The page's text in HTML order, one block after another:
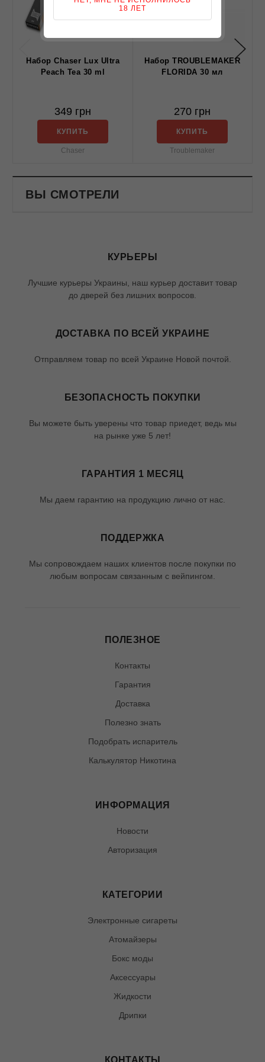
Набор Chaser Lux Ultra
Peach Tea 30 ml
349 грн
КУПИТЬ
Chaser
Набор TROUBLEMAKER
FLORIDA 30 мл
270 грн
КУПИТЬ
Troublemaker
ВЫ СМОТРЕЛИ
КУРЬЕРЫ
Лучшие курьеры Украины, наш курьер доставит товар
до дверей без лишних вопросов.
ДОСТАВКА ПО ВСЕЙ УКРАИНЕ
Отправляем товар по всей Украине Новой почтой.
БЕЗОПАСНОСТЬ ПОКУПКИ
Вы можете быть уверены что товар приедет, ведь мы
на рынке уже 5 лет!
ГАРАНТИЯ 1 МЕСЯЦ
Мы даем гарантию на продукцию лично от нас.
ПОДДЕРЖКА
Мы сопровождаем наших клиентов после покупки по
любым вопросам связанным с вейпингом.
ПОЛЕЗНОЕ
Контакты
Гарантия
Доставка
Полезно знать
Подобрать испаритель
Калькулятор Никотина
ИНФОРМАЦИЯ
Новости
Авторизация
КАТЕГОРИИ
Электронные сигареты
Атомайзеры
Бокс моды
Аксессуары
Жидкости
Дрипки
КОНТАКТЫ
18 ЛЕТ